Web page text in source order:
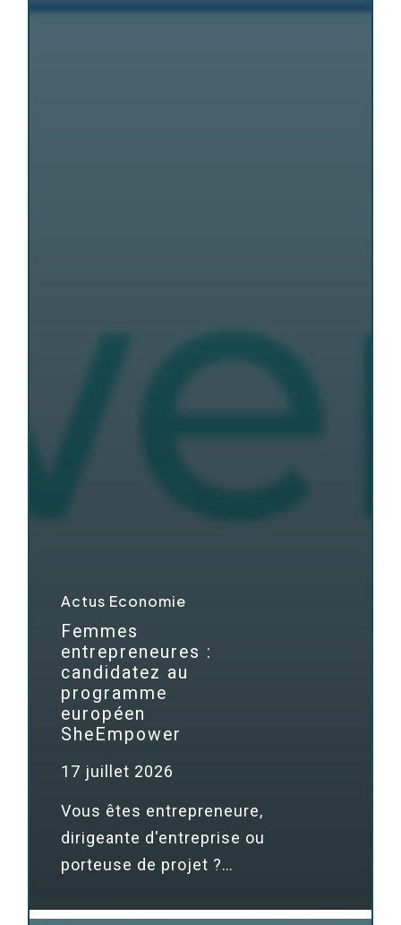
Actus Economie
Femmes
entrepreneures :
candidatez au
programme
européen
SheEmpower
17 juillet 2026
Vous êtes entrepreneure,
dirigeante d'entreprise ou
porteuse de projet ?…